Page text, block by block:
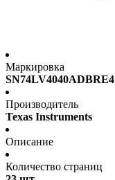
Маркировка
SN74LV4040ADBRE4
Производитель
Texas Instruments
Описание
Количество страниц